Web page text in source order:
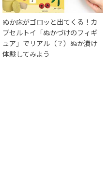
ぬか床がゴロッと出てくる！カ
プセルトイ「ぬかづけのフィギ
ュア」でリアル（？）ぬか漬け
体験してみよう